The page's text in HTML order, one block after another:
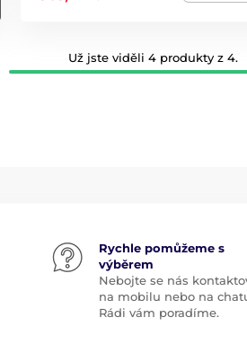
Už jste viděli 4 produkty z 4.
Rychle pomůžeme s
výběrem
Nebojte se nás
na mobilu nebo na
Rádi vám poradíme.